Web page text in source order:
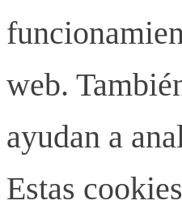
web.
ayudan a
Estas